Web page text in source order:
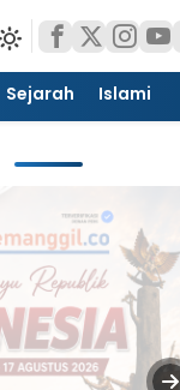
Sejarah Islami